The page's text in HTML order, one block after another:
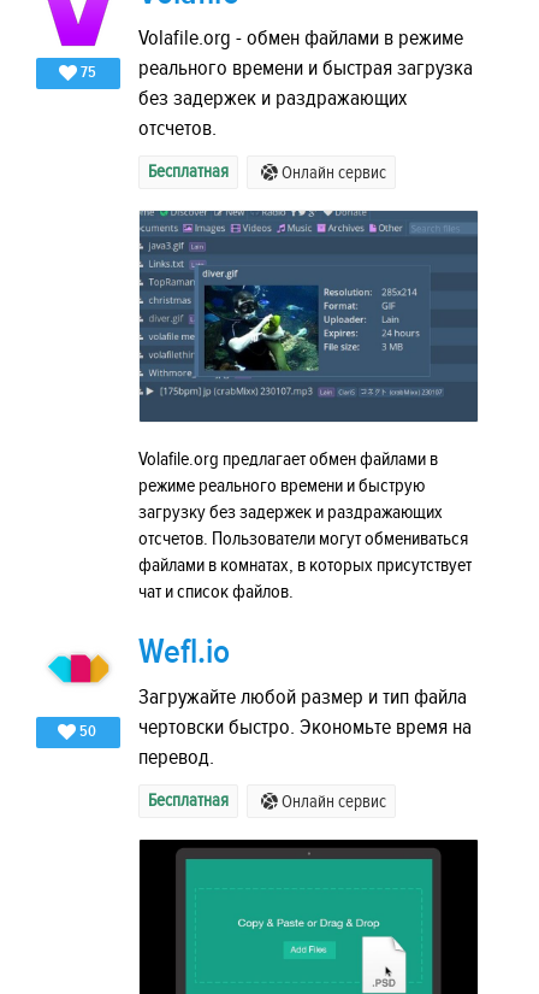
75
Volafile.org - обмен файлами в режиме
реального времени и быстрая загрузка
без задержек и раздражающих
отсчетов.
Бесплатная Онлайн сервис
Volafile.org предлагает обмен файлами в
режиме реального времени и быструю
загрузку без задержек и раздражающих
отсчетов. Пользователи могут обмениваться
файлами в комнатах, в которых присутствует
чат и список файлов.
50
Wefl.io
Загружайте любой размер и тип файла
чертовски быстро. Экономьте время на
перевод.
Бесплатная Онлайн сервис